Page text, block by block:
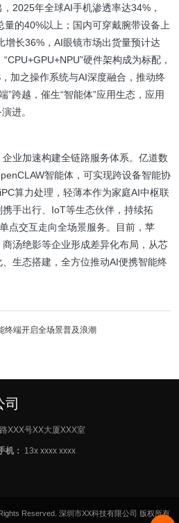
2025年全球AI手机渗透率达34%，
的40%以上；国内可穿戴腕带设备上
增长36%，AI眼镜市场出货量预计达
硬件架构成为标配，
加之操作系统与AI深度融合，推动终
”跨越，催生“智能体”应用生态，应用
进。
业加速构建全链路服务体系。亿道数
智能体，可实现跨设备智能协
算力处理，轻薄本作为家庭AI中枢联
手出行、IoT等生态伙伴，持续拓
点交互走向全场景服务。目前，苹
汤绝影等企业形成差异化布局，从芯
生态搭建，全方位推动AI便携智能终
终端开启全场景普及浪潮
XXX号XX大厦XXX室
机： 13x xxxx xxxx
Reserved. 深圳市XX科技有限公司 版权所有